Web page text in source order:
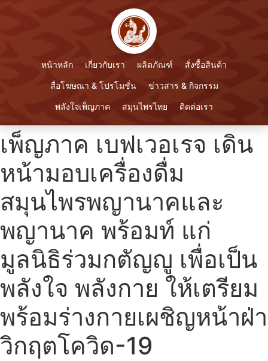
หน้าหลัก เกี่ยวกับเรา ผลิตภัณฑ์ สั่งซื้อสินค้า
สื่อโฆษณา & โปรโมชั่น ข่าวสาร & กิจกรรม
พลังใจเพ็ญภาค สมุนไพรไทย ติดต่อเรา
เพ็ญภาค เบฟเวอเรจ เดิน
หน้ามอบเครื่องดื่ม
สมุนไพรพญานาคและ
พญานาค พร้อมท์ แก่
มูลนิธิร่วมกตัญญู เพื่อเป็น
พลังใจ พลังกาย ให้เตรียม
พร้อมร่างกายเผชิญหน้าฝ่า
วิกฤตโควิด-19